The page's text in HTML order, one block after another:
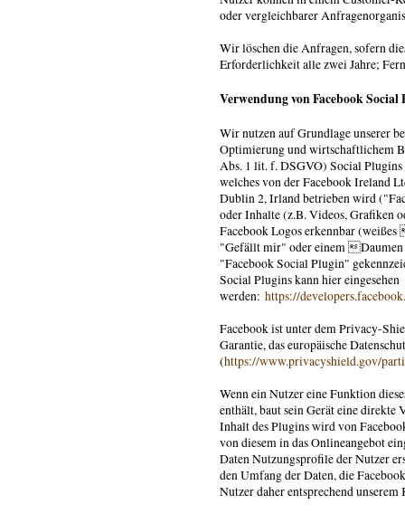
oder vergleichbarer
Wir löschen die Anfragen, sofern
Erforderlichkeit alle zwei Jahre;
Verwendung von Facebook Social
Wir nutzen auf Grundlage unserer
Optimierung und wirtschaftlichem
Abs. 1 lit. f. DSGVO) Social
welches von der Facebook Ireland
Dublin 2, Irland betrieben wird
oder Inhalte (z.B. Videos, Grafiken
Facebook Logos erkennbar
"Gefällt mir" oder einem
"Facebook Social Plugin"
Social Plugins kann hier eingesehen
werden: https://
Facebook ist unter dem Privacy-
Garantie, das europäische
(https://www.privacyshield.gov/
Wenn ein Nutzer eine Funktion
enthält, baut sein Gerät eine direkte
Inhalt des Plugins wird von
von diesem in das Onlineangebot
Daten Nutzungsprofile der Nutzer
den Umfang der Daten, die
Nutzer daher entsprechend unserem